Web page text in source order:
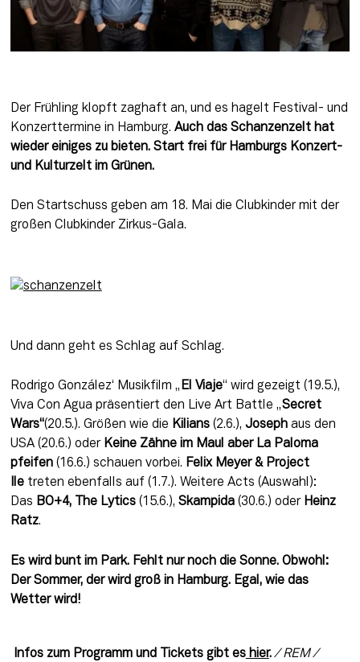
Der Frühling klopft zaghaft an, und es hagelt Festival- und
Konzerttermine in Hamburg. Auch das Schanzenzelt hat
wieder einiges zu bieten. Start frei für Hamburgs Konzert-
und Kulturzelt im Grünen.
Den Startschuss geben am 18. Mai die Clubkinder mit der
großen Clubkinder Zirkus-Gala.
Und dann geht es Schlag auf Schlag.
Rodrigo González‘ Musikfilm „ El Viaje“ wird gezeigt (19.5.),
Viva Con Agua präsentiert den Live Art Battle „Secret
Wars“(20.5.). Größen wie die Kilians (2.6.), Joseph aus den
USA (20.6.) oder Keine Zähne im Maul aber La Paloma
pfeifen (16.6.) schauen vorbei. Felix Meyer & Project
Ile treten ebenfalls auf (1.7.). Weitere Acts (Auswahl):
Das BO+4, The Lytics (15.6.), Skampida (30.6.) oder Heinz
Ratz.
Es wird bunt im Park. Fehlt nur noch die Sonne. Obwohl:
Der Sommer, der wird groß in Hamburg. Egal, wie das
Wetter wird!
Infos zum Programm und Tickets gibt es hier. / REM /